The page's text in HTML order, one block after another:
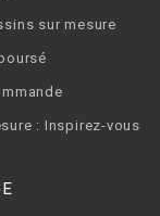
sur mesure
: Inspirez-vous